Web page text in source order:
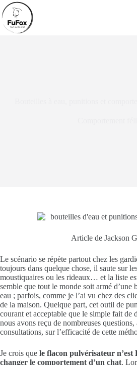
Passer
au
contenu
Article de Jackson
Le scénario se répète partout chez les
toujours dans quelque chose, il saute sur
moustiquaires ou les rideaux… et la liste
semble que tout le monde soit armé d’une
eau ; parfois, comme je l’ai vu chez des
de la maison. Quelque part, cet outil de
courant et acceptable que le simple fait
nous avons reçu de nombreuses
consultations, sur l’efficacité de cette
Je crois que le flacon pulvérisateur n’est
changer le comportement d’un chat.